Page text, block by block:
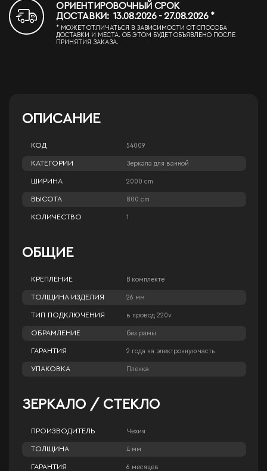
ОРИЕНТИРОВОЧНЫЙ СРОК
ДОСТАВКИ: 13.08.2026 - 27.08.2026 *
* МОЖЕТ ОТЛИЧАТЬСЯ В ЗАВИСИМОСТИ ОТ СПОСОБА
ДОСТАВКИ И МЕСТА. ОБ ЭТОМ БУДЕТ ОБЪЯВЛЕНО ПОСЛЕ
ПРИНЯТИЯ ЗАКАЗА.
ОПИСАНИЕ
КОД 54009
КАТЕГОРИИ Зеркала для ванной
ШИРИНА 2000 cm
ВЫСОТА 800 cm
КОЛИЧЕСТВО 1
ОБЩИЕ
КРЕПЛЕНИЕ В комплекте
ТОЛЩИНА ИЗДЕЛИЯ 26 мм
ТИП ПОДКЛЮЧЕНИЯ в провод 220v
ОБРАМЛЕНИЕ без рамы
ГАРАНТИЯ 2 года на электронную часть
УПАКОВКА Пленка
ЗЕРКАЛО / СТЕКЛО
ПРОИЗВОДИТЕЛЬ Чехия
ТОЛЩИНА 4 мм
ГАРАНТИЯ 6 месяцев